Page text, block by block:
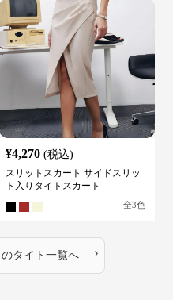
¥4,270 (税込)
スリットスカート サイドスリッ
ト入りタイトスカート
全3色
のタイト 一覧へ ›